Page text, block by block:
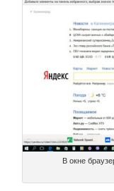
В окне